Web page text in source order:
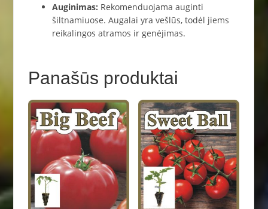
Auginimas: Rekomenduojama auginti
šiltnamiuose. Augalai yra vešlūs, todėl jiems
reikalingos atramos ir genėjimas.
Panašūs produktai